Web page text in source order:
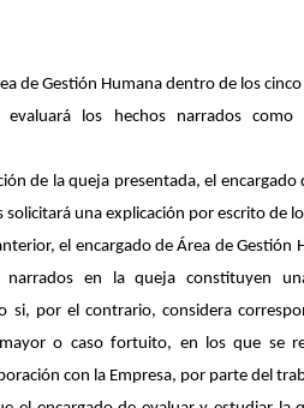
de Gestión Humana dentro de los
los hechos narrados como
de la queja presentada, el encargado
solicitará una explicación por escrito de
el encargado de Área de Gestión
en la queja constituyen
si, por el contrario, considera
o caso fortuito, en los que se
con la Empresa, por parte del